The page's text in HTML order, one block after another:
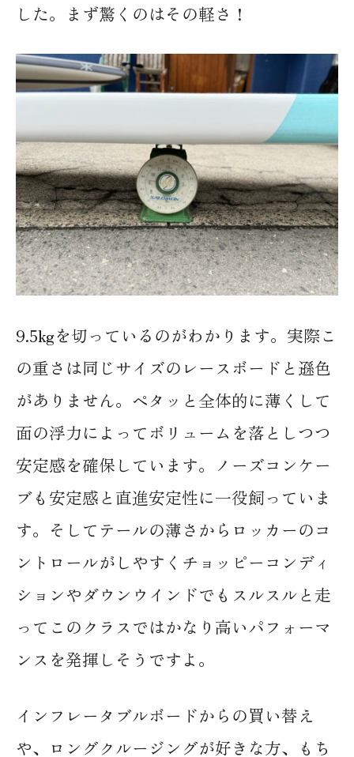
した。まず驚くのはその軽さ！
9.5kgを切っているのがわかります。実際こ
の重さは同じサイズのレースボードと遜色
がありません。ペタッと全体的に薄くして
面の浮力によってボリュームを落としつつ
安定感を確保しています。ノーズコンケー
ブも安定感と直進安定性に一役飼っていま
す。そしてテールの薄さからロッカーのコ
ントロールがしやすくチョッピーコンディ
ションやダウンウインドでもスルスルと走
ってこのクラスではかなり高いパフォーマ
ンスを発揮しそうですよ。
インフレータブルボードからの買い替え
や、ロングクルージングが好きな方、もち